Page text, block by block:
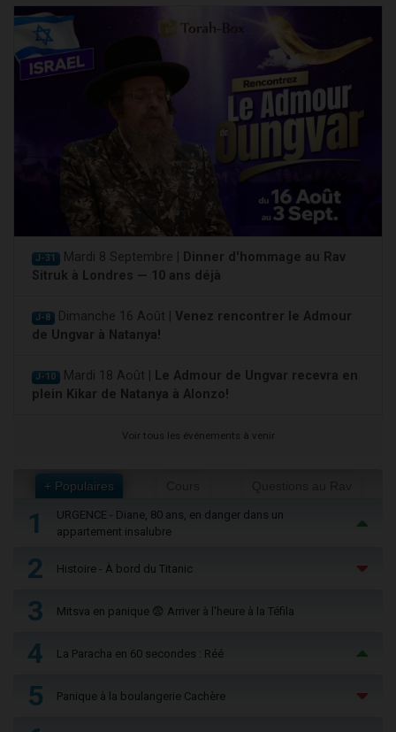
J-31 Mardi 8 Septembre | Dinner d'hommage au Rav
Sitruk à Londres — 10 ans déjà
J-8 Dimanche 16 Août | Venez rencontrer le Admour
de Ungvar à Natanya!
J-10 Mardi 18 Août | Le Admour de Ungvar recevra en
plein Kikar de Natanya à Alonzo!
Voir tous les événements à venir
+ Populaires
1
URGENCE - Diane, 80 ans, en danger dans un
appartement insalubre
2 Histoire - À bord du Titanic
3 Mitsva en panique 😨 Arriver à l'heure à la Téfila
4 La Paracha en 60 secondes : Réé
5 Panique à la boulangerie Cachère